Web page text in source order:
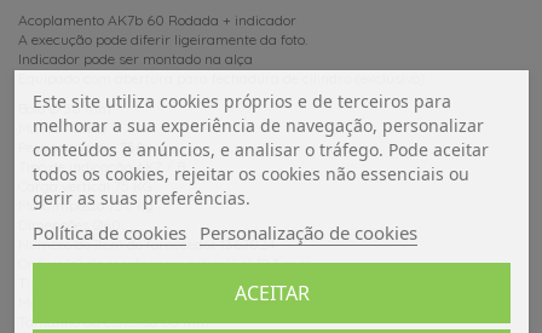
Acoplamento AK7b 60 Rodada + indicador
A execução pode diferir ligeiramente da foto.
Indicador pode ser montado na alça
Bola Ø 50 mm
Marca AL-KO
Peso total máx. 750 kg
Tipo de indicação AK7 / B
Carga vertical 75 KG
Máx. imposto 750 kg
Dimensões Ø60
Número do item do fornecedor 1367024
Orifício(s) de montagem vertical(is) 12,5 mm
Tamanho da conexão 60 mm
Este site utiliza cookies próprios e de terceiros para
melhorar a sua experiência de navegação, personalizar
conteúdos e anúncios, e analisar o tráfego. Pode aceitar
todos os cookies, rejeitar os cookies não essenciais ou
gerir as suas preferências.
Política de cookies Personalização de cookies
ACEITAR